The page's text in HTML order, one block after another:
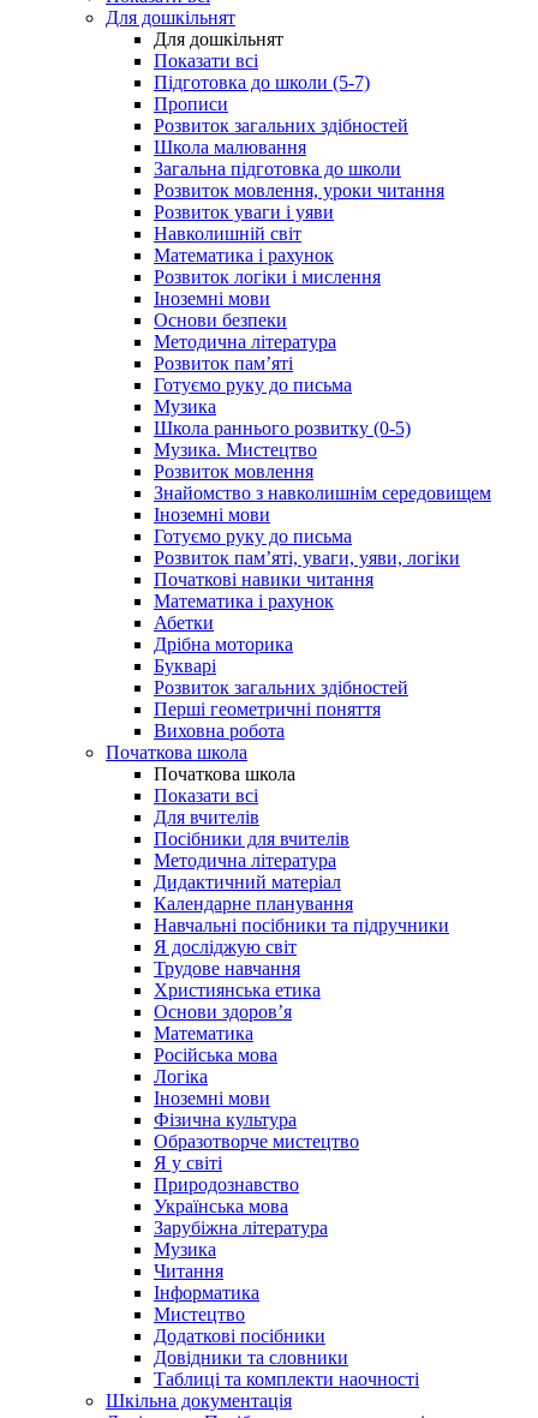
Для дошкільнят
Для дошкільнят
Показати всі
Підготовка до школи (5-7)
Прописи
Розвиток загальних здібностей
Школа малювання
Загальна підготовка до школи
Розвиток мовлення, уроки читання
Розвиток уваги і уяви
Навколишній світ
Математика і рахунок
Розвиток логіки і мислення
Іноземні мови
Основи безпеки
Методична література
Розвиток пам’яті
Готуємо руку до письма
Музика
Школа раннього розвитку (0-5)
Музика. Мистецтво
Розвиток мовлення
Знайомство з навколишнім середовищем
Іноземні мови
Готуємо руку до письма
Розвиток пам’яті, уваги, уяви, логіки
Початкові навики читання
Математика і рахунок
Абетки
Дрібна моторика
Букварі
Розвиток загальних здібностей
Перші геометричні поняття
Виховна робота
Початкова школа
Початкова школа
Показати всі
Для вчителів
Посібники для вчителів
Методична література
Дидактичний матеріал
Календарне планування
Навчальні посібники та підручники
Я досліджую світ
Трудове навчання
Християнська етика
Основи здоров’я
Математика
Російська мова
Логіка
Іноземні мови
Фізична культура
Образотворче мистецтво
Я у світі
Природознавство
Українська мова
Зарубіжна література
Музика
Читання
Інформатика
Мистецтво
Додаткові посібники
Довідники та словники
Таблиці та комплекти наочності
Шкільна документація